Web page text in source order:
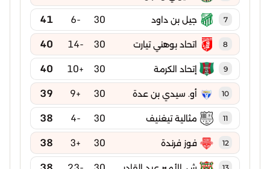
7 جيل بن داود 30
-6
41
8 اتحاد بوهني تيارت 30
-14
40
9 إتحاد الكرمة 30
+10
40
10 أو. سيدي بن عدة 30
+9
39
11 مثالية تيغنيف 30
-4
38
12 فوز فرندة 30
+3
38